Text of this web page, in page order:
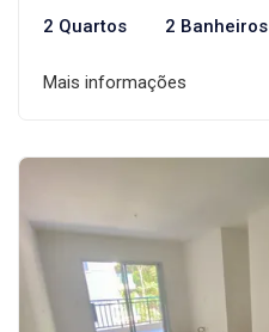
2 Quartos 2 Banheiros
Mais informações